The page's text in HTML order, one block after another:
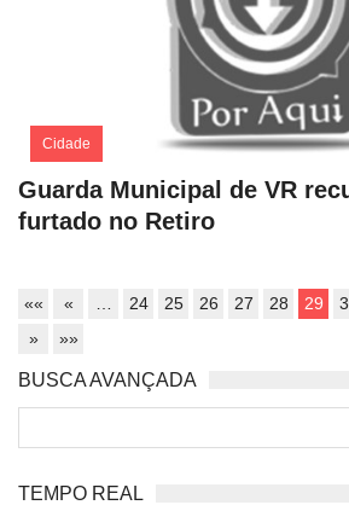
Cidade
Guarda Municipal de VR
furtado no Retiro
«« « 24 25 26 27 28 29
»
»»
BUSCA AVANÇADA
TEMPO REAL